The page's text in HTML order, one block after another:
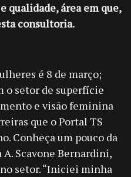
qualidade, área em que,
consultoria.
é 8 de março;
o setor de superfície
e visão feminina
que o Portal TS
Conheça um pouco da
Scavone Bernardini,
setor. “Iniciei minha